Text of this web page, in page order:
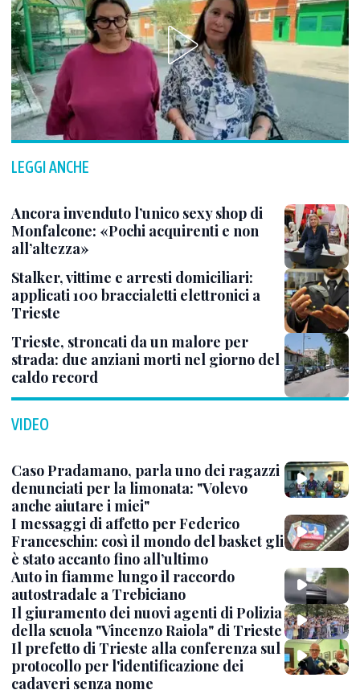
LEGGI ANCHE
Ancora invenduto l’unico sexy shop di
Monfalcone: «Pochi acquirenti e non
all’altezza»
Stalker, vittime e arresti domiciliari:
applicati 100 braccialetti elettronici a
Trieste
Trieste, stroncati da un malore per
strada: due anziani morti nel giorno del
caldo record
VIDEO
Caso Pradamano, parla uno dei ragazzi
denunciati per la limonata: "Volevo
anche aiutare i miei"
I messaggi di affetto per Federico
Franceschin: così il mondo del basket gli
è stato accanto fino all’ultimo
Auto in fiamme lungo il raccordo
autostradale a Trebiciano
Il giuramento dei nuovi agenti di Polizia
della scuola "Vincenzo Raiola" di Trieste
Il prefetto di Trieste alla conferenza sul
protocollo per l'identificazione dei
cadaveri senza nome